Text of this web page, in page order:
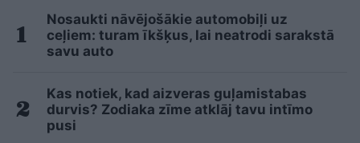
Nosaukti nāvējošākie automobiļi uz
ceļiem: turam īkšķus, lai neatrodi sarakstā
savu auto
Kas notiek, kad aizveras guļamistabas
durvis? Zodiaka zīme atklāj tavu intīmo
pusi